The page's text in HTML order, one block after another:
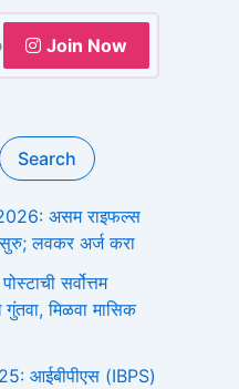
Join Now
Search
असम राइफल्स
सुरु; लवकर अर्ज करा
सर्वोत्तम
गुंतवा, मिळवा मासिक
आईबीपीएस (IBPS)